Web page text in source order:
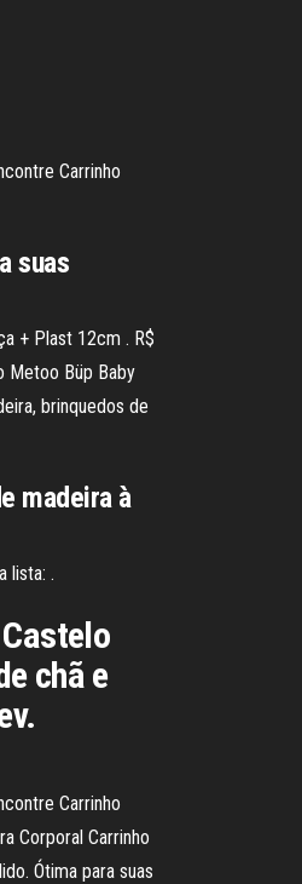
Carrinho
suas
+ Plast 12cm . R$
Metoo Büp Baby
brinquedos de
madeira à
lista: .
chã e
Carrinho
Corporal Carrinho
Ótima para suas